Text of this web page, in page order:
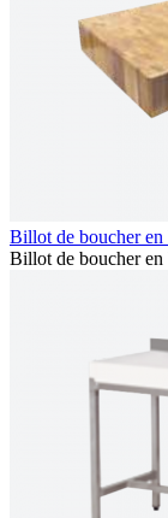
Billot de boucher en
Billot de boucher en